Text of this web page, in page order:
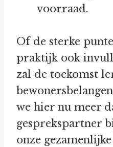
voorraad.
Of de sterke
praktijk ook
zal de toekomst
we hier nu meer
gesprekspartner
onze